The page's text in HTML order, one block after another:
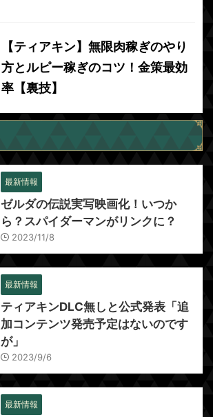
【ティアキン】無限肉稼ぎのやり
方とルピー稼ぎのコツ！金策最効
率【裏技】
最新情報
ゼルダの伝説実写映画化！いつか
ら？スパイダーマンがリンクに？
2023/11/8
最新情報
ティアキンDLC無しと公式発表「追
加コンテンツ発売予定はないのです
が」
2023/9/6
最新情報